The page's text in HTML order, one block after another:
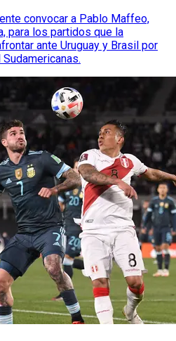
convocar a Pablo Maffeo,
para los partidos que la
ante Uruguay y Brasil por